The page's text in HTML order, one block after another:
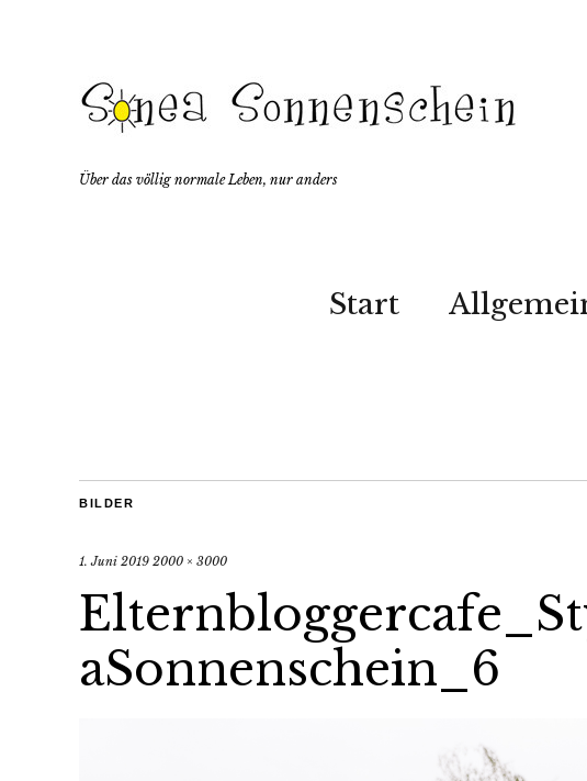
Über das völlig normale Leben, nur anders
Start
BILDER
1. Juni 2019 2000 × 3000
aSonnenschein_6